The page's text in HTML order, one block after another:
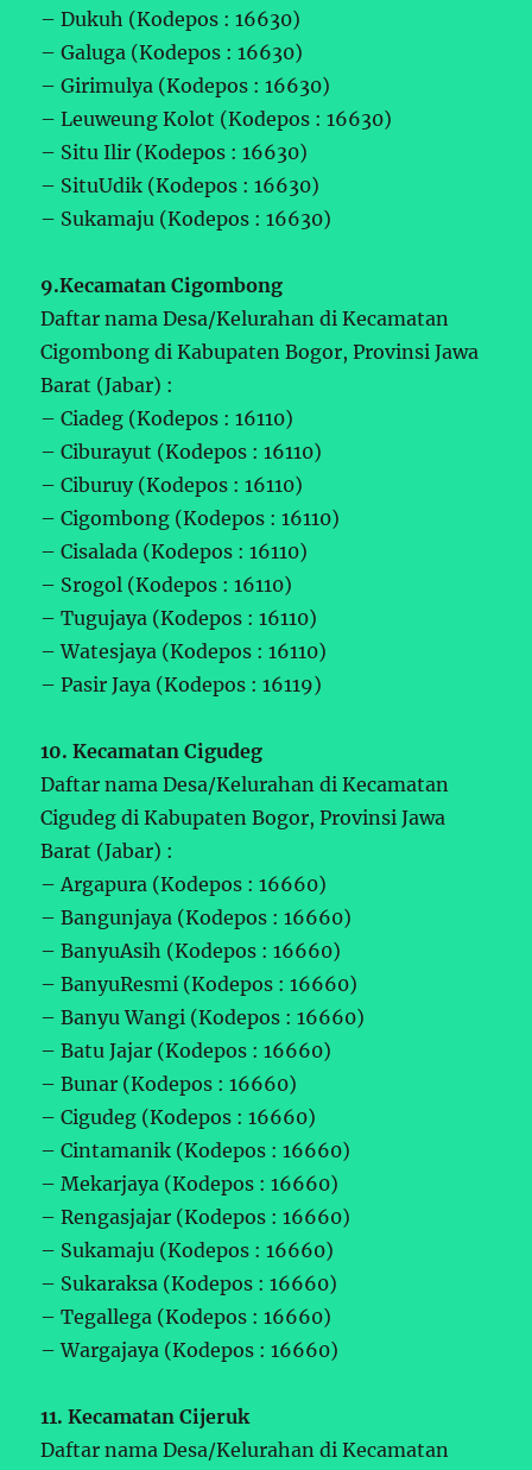
– Dukuh (Kodepos : 16630)
– Galuga (Kodepos : 16630)
– Girimulya (Kodepos : 16630)
– Leuweung Kolot (Kodepos : 16630)
– Situ Ilir (Kodepos : 16630)
– SituUdik (Kodepos : 16630)
– Sukamaju (Kodepos : 16630)
9.Kecamatan Cigombong
Daftar nama Desa/Kelurahan di Kecamatan
Cigombong di Kabupaten Bogor, Provinsi Jawa
Barat (Jabar) :
– Ciadeg (Kodepos : 16110)
– Ciburayut (Kodepos : 16110)
– Ciburuy (Kodepos : 16110)
– Cigombong (Kodepos : 16110)
– Cisalada (Kodepos : 16110)
– Srogol (Kodepos : 16110)
– Tugujaya (Kodepos : 16110)
– Watesjaya (Kodepos : 16110)
– Pasir Jaya (Kodepos : 16119)
10. Kecamatan Cigudeg
Daftar nama Desa/Kelurahan di Kecamatan
Cigudeg di Kabupaten Bogor, Provinsi Jawa
Barat (Jabar) :
– Argapura (Kodepos : 16660)
– Bangunjaya (Kodepos : 16660)
– BanyuAsih (Kodepos : 16660)
– BanyuResmi (Kodepos : 16660)
– Banyu Wangi (Kodepos : 16660)
– Batu Jajar (Kodepos : 16660)
– Bunar (Kodepos : 16660)
– Cigudeg (Kodepos : 16660)
– Cintamanik (Kodepos : 16660)
– Mekarjaya (Kodepos : 16660)
– Rengasjajar (Kodepos : 16660)
– Sukamaju (Kodepos : 16660)
– Sukaraksa (Kodepos : 16660)
– Tegallega (Kodepos : 16660)
– Wargajaya (Kodepos : 16660)
11. Kecamatan Cijeruk
Daftar nama Desa/Kelurahan di Kecamatan